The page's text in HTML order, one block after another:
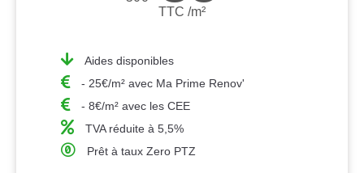
TTC /m²
Aides disponibles
- 25€/m² avec Ma Prime Renov'
- 8€/m² avec les CEE
TVA réduite à 5,5%
Prêt à taux Zero PTZ